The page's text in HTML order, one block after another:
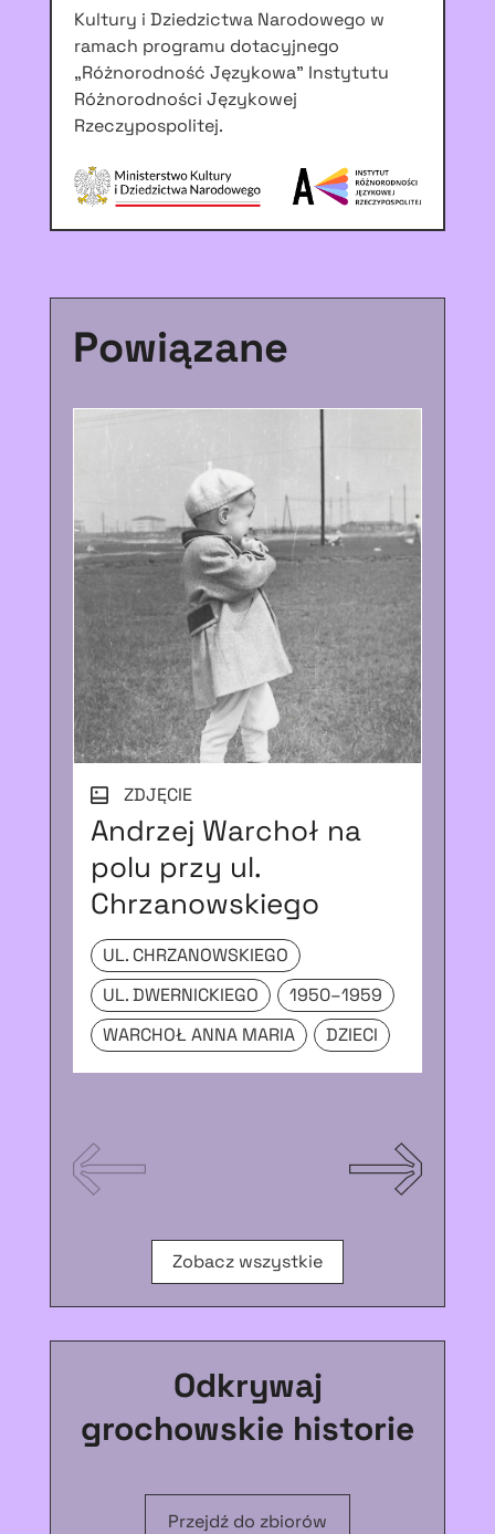
Kultury i Dziedzictwa Narodowego w
ramach programu dotacyjnego
„Różnorodność Językowa” Instytutu
Różnorodności Językowej
Rzeczypospolitej.
Powiązane
ZDJĘCIE
Andrzej Warchoł na
polu przy ul.
Chrzanowskiego
UL. CHRZANOWSKIEGO
UL. DWERNICKIEGO
1950–1959
WARCHOŁ ANNA MARIA
DZIECI
Zobacz wszystkie
Odkrywaj
grochowskie historie
Przejdź do zbiorów